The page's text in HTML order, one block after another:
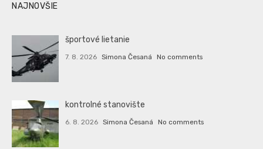
NAJNOVŠIE
športové lietanie
7. 8. 2026 Simona Česaná No comments
kontrolné stanovište
6. 8. 2026 Simona Česaná No comments